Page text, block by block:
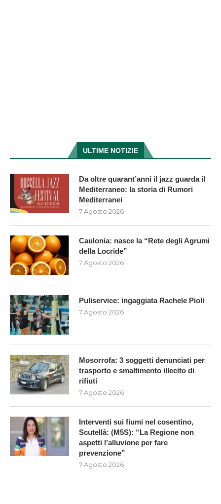
ULTIME NOTIZIE
Da oltre quarant’anni il jazz guarda il
Mediterraneo: la storia di Rumori
Mediterranei
7 Agosto 2026
Caulonia: nasce la “Rete degli Agrumi
della Locride”
7 Agosto 2026
Puliservice: ingaggiata Rachele Pioli
7 Agosto 2026
Mosorrofa: 3 soggetti denunciati per
trasporto e smaltimento illecito di
rifiuti
7 Agosto 2026
Interventi sui fiumi nel cosentino,
Scutellà: (M5S): “La Regione non
aspetti l’alluvione per fare
prevenzione”
7 Agosto 2026